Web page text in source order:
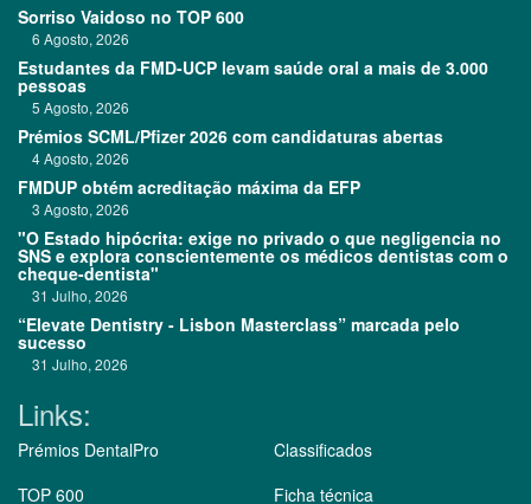
Sorriso Vaidoso no TOP 600
6 Agosto, 2026
Estudantes da FMD-UCP levam saúde oral a mais de 3.000
pessoas
5 Agosto, 2026
Prémios SCML/Pfizer 2026 com candidaturas abertas
4 Agosto, 2026
FMDUP obtém acreditação máxima da EFP
3 Agosto, 2026
"O Estado hipócrita: exige no privado o que negligencia no
SNS e explora conscientemente os médicos dentistas com o
cheque-dentista"
31 Julho, 2026
“Elevate Dentistry - Lisbon Masterclass” marcada pelo
sucesso
31 Julho, 2026
Links:
Prémios DentalPro
TOP 600
Classificados
Ficha técnica